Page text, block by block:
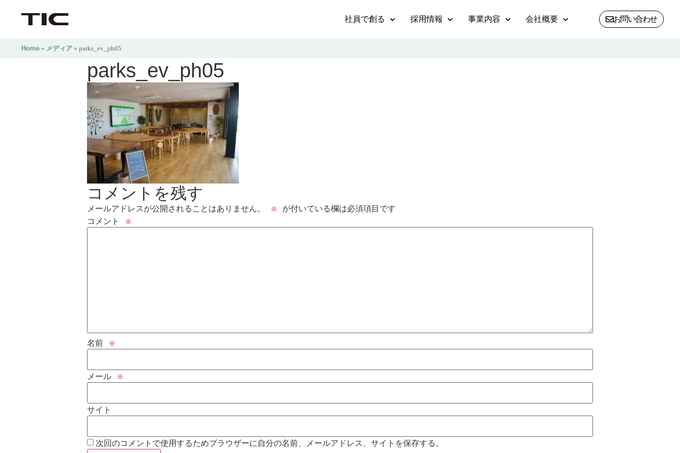
社員で創る 採用情報 事業内容 会社概要 お問い合わせ
Home » メディア » parks_ev_ph05
parks_ev_ph05
コメントを残す
メールアドレスが公開されることはありません。 ※
が付いている欄は必須項目です
コメント
※
名前 ※
メール ※
サイト
次回のコメントで使用するためブラウザーに自分の名前、メールアドレス、サイトを保存する。